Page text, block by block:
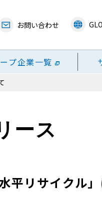
お問い合わせ
プ企業一覧
ース
平リサイクル